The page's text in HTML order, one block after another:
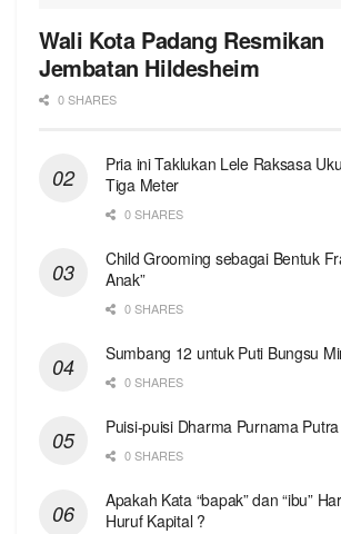
Wali Kota Padang Resmikan
Jembatan Hildesheim
0 SHARES
Pria ini Taklukan Lele Raksasa
Tiga Meter
0 SHARES
Child Grooming sebagai Bentuk
Anak”
0 SHARES
Sumbang 12 untuk Puti Bungsu
0 SHARES
Puisi-puisi Dharma Purnama Putra
0 SHARES
Apakah Kata “bapak” dan “ibu”
Huruf Kapital ?